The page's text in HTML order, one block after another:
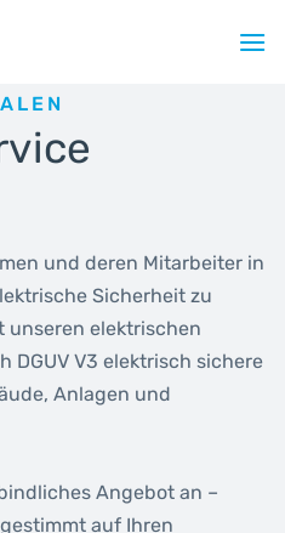
und deren Mitarbeiter in
Sicherheit zu
unseren elektrischen
V3 elektrisch sichere
Anlagen und
Angebot an –
auf Ihren